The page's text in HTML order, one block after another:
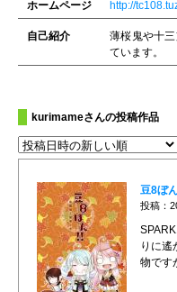
ホームページ http://
自己紹介
薄桜鬼や十
ています。
kurimameさんの投稿作品
豆8ぼ
投稿：
りに遙
物です